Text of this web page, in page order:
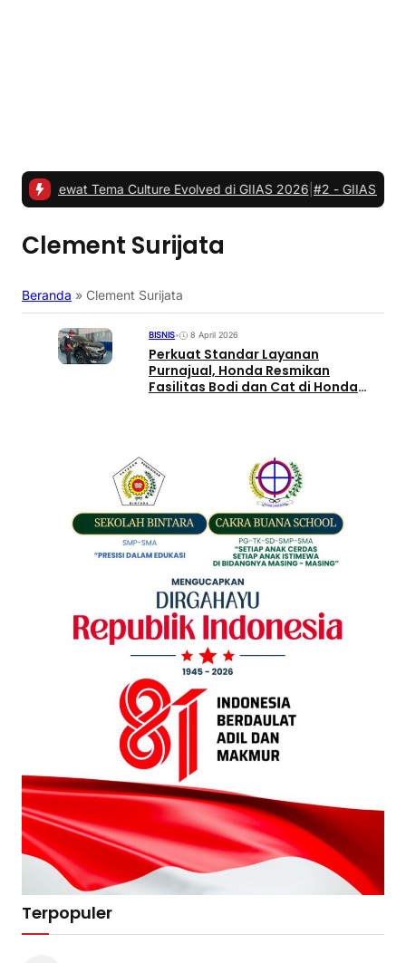
Tema Culture Evolved di GIIAS 2026|#2 -GIIAS 2026,
Clement Surijata
Beranda » Clement Surijata
BISNIS• 8 April 2026
Perkuat Standar Layanan
Purnajual, Honda Resmikan
Fasilitas Bodi dan Cat di Honda
Terpopuler